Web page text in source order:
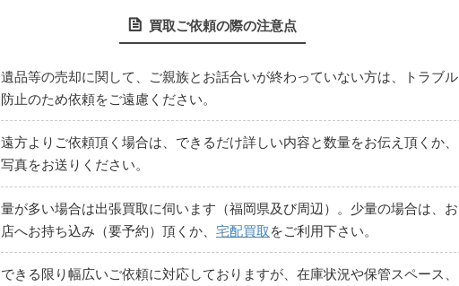
買取ご依頼の際の注意点
遺品等の売却に関して、ご親族とお話合いが終わっていない方は、トラブル
防止のため依頼をご遠慮ください。
遠方よりご依頼頂く場合は、できるだけ詳しい内容と数量をお伝え頂くか、
写真をお送りください。
量が多い場合は出張買取に伺います（福岡県及び周辺）。少量の場合は、お
店へお持ち込み（要予約）頂くか、 宅配買取 をご利用下さい。
できる限り幅広いご依頼に対応しておりますが、在庫状況や保管スペース、